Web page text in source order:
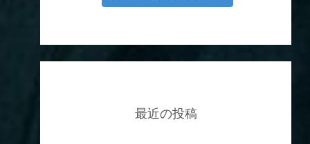
最近の投稿